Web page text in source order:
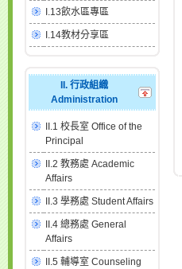
I.13飲水區專區
I.14教材分享區
II. 行政組織
Administration
II.1 校長室 Office of the
Principal
II.2 教務處 Academic
Affairs
II.3 學務處 Student Affairs
II.4 總務處 General
Affairs
II.5 輔導室 Counseling